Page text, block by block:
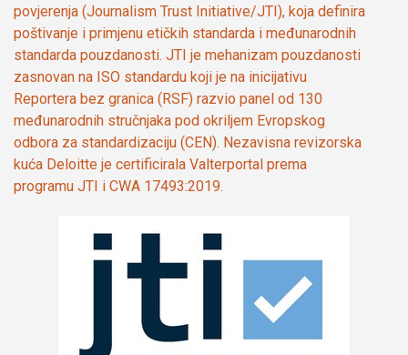
povjerenja (Journalism Trust Initiative/JTI), koja definira
poštivanje i primjenu etičkih standarda i međunarodnih
standarda pouzdanosti. JTI je mehanizam pouzdanosti
zasnovan na ISO standardu koji je na inicijativu
Reportera bez granica (RSF) razvio panel od 130
međunarodnih stručnjaka pod okriljem Evropskog
odbora za standardizaciju (CEN). Nezavisna revizorska
kuća Deloitte je certificirala Valterportal prema
programu JTI i CWA 17493:2019.